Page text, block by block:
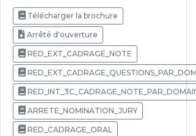
Télécharger la brochure
Arrêté d'ouverture
RED_EXT_CADRAGE_NOTE
ARRETE_NOMINATION_JURY
RED_CADRAGE_ORAL